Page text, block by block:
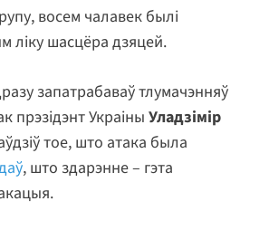
восем чалавек былі
ліку шасцёра дзяцей.
запатрабаваў тлумачэнняў
прэзідэнт Украіны Уладзімір
тое, што атака была
, што здарэнне – гэта